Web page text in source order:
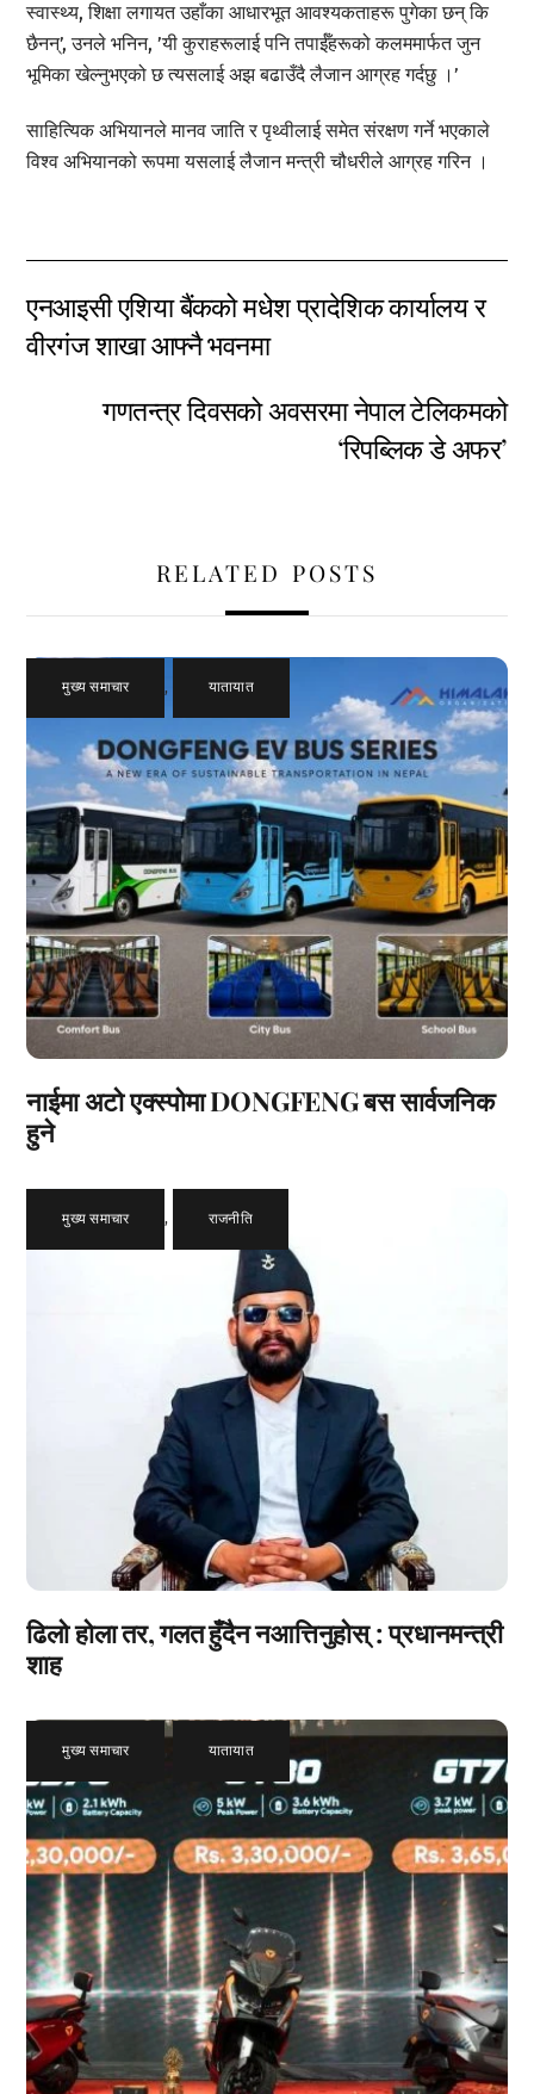
स्वास्थ्य, शिक्षा लगायत उहाँका आधारभूत आवश्यकताहरू पुगेका छन् कि
छैनन्’, उनले भनिन, ’यी कुराहरूलाई पनि तपाईँहरूको कलममार्फत जुन
भूमिका खेल्नुभएको छ त्यसलाई अझ बढाउँदै लैजान आग्रह गर्दछु ।’
साहित्यिक अभियानले मानव जाति र पृथ्वीलाई समेत संरक्षण गर्ने भएकाले
विश्व अभियानको रूपमा यसलाई लैजान मन्त्री चौधरीले आग्रह गरिन ।
एनआइसी एशिया बैंकको मधेश प्रादेशिक कार्यालय र
वीरगंज शाखा आफ्नै भवनमा
गणतन्त्र दिवसको अवसरमा नेपाल टेलिकमको
‘रिपब्लिक डे अफर’
RELATED POSTS
मुख्य समाचार , यातायात
नाईमा अटो एक्स्पोमा DONGFENG बस सार्वजनिक
हुने
मुख्य समाचार , राजनीति
ढिलो होला तर, गलत हुँदैन नआत्तिनुहोस् : प्रधानमन्त्री
शाह
मुख्य समाचार यातायात